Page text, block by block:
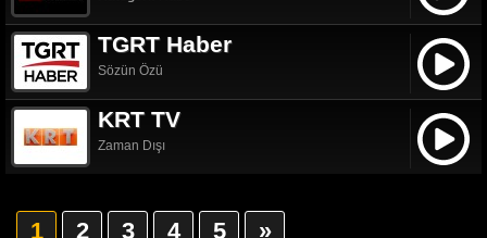
TGRT Haber
Sözün Özü
KRT TV
Zaman Dışı
1 2 3 4 5 »